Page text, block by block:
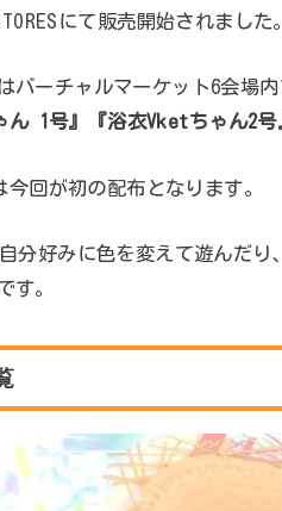
にて販売開始されました。
バーチャルマーケット6会場内
1号』『浴衣Vketちゃん2号
回が初の配布となります。
分好みに色を変えて遊んだ
す。